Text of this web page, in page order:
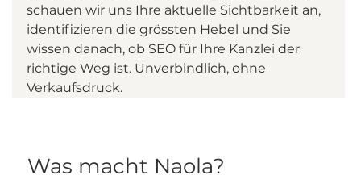
schauen wir uns Ihre aktuelle Sichtbarkeit an,
identifizieren die grössten Hebel und Sie
wissen danach, ob SEO für Ihre Kanzlei der
richtige Weg ist. Unverbindlich, ohne
Verkaufsdruck.
Was macht Naola?